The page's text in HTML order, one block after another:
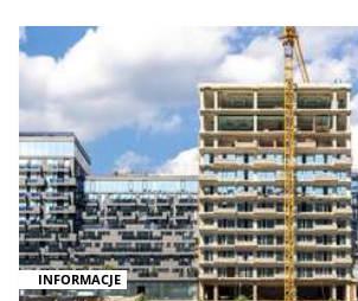
INFORMACJE